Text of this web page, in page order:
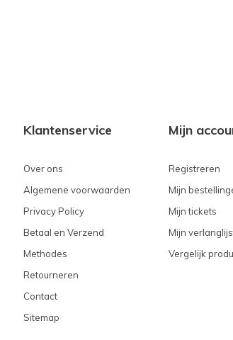
Klantenservice
Over ons
Algemene voorwaarden
Privacy Policy
Betaal en Verzend
Methodes
Retourneren
Contact
Sitemap
Mijn
Registreren
Mijn
Mijn tickets
Mijn
Vergelijk